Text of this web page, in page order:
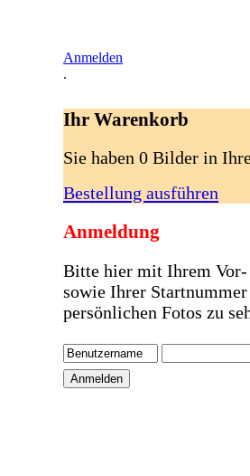
Anmelden
.
Ihr Warenkorb
Sie haben 0 Bilder in
Bestellung ausführen
Anmeldung
Bitte hier mit Ihrem Vor-
sowie Ihrer
persönlichen Fotos zu